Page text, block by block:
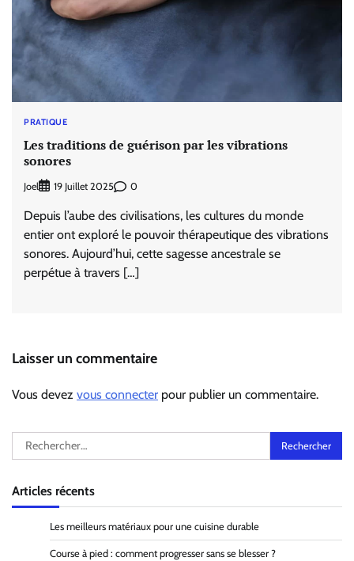
PRATIQUE
Les traditions de guérison par les vibrations
sonores
Joel 19 Juillet 2025 0
Depuis l’aube des civilisations, les cultures du monde
entier ont exploré le pouvoir thérapeutique des vibrations
sonores. Aujourd’hui, cette sagesse ancestrale se
perpétue à travers […]
Laisser un commentaire
Vous devez vous connecter pour publier un commentaire.
Rechercher :
Articles récents
Les meilleurs matériaux pour une cuisine durable
Course à pied : comment progresser sans se blesser ?